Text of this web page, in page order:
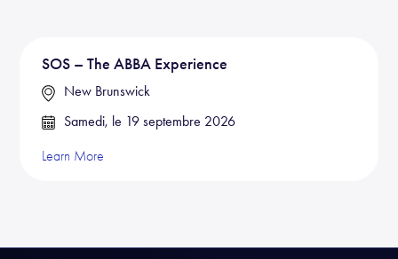
SOS – The ABBA Experience
New Brunswick
Samedi, le 19 septembre 2026
Learn More